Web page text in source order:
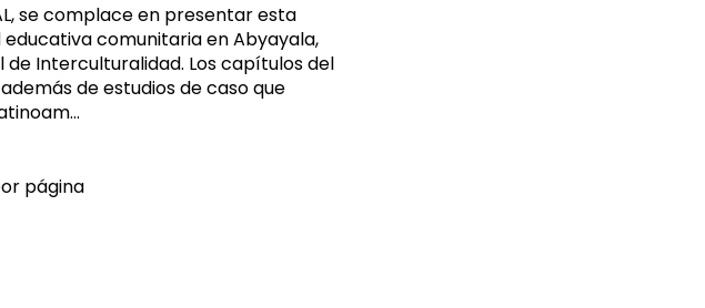
se complace en presentar esta
comunitaria en Abyayala,
Interculturalidad. Los capítulos del
de estudios de caso que
página